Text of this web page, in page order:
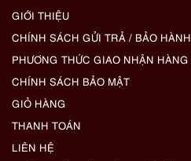
GIỚI THIỆU
CHÍNH SÁCH GỬI TRẢ / BẢO HÀNH
PHƯƠNG THỨC GIAO NHẬN HÀNG
CHÍNH SÁCH BẢO MẬT
GIỎ HÀNG
THANH TOÁN
LIÊN HỆ